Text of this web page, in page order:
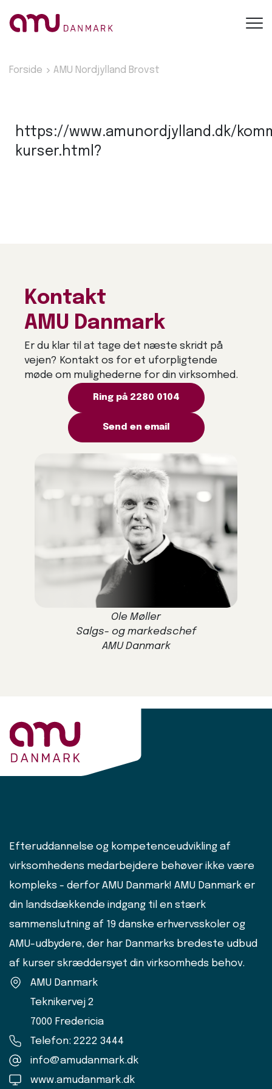
Forside AMU Nordjylland Brovst
https://www.amunordjylland.dk/
kurser.html?
Kontakt
AMU Danmark
Er du klar til at tage det næste skridt på
vejen? Kontakt os for et uforpligtende
møde om mulighederne for din virksomhed.
Ring på 2280 0104
Send en email
Ole Møller
Salgs- og markedschef
AMU Danmark
Efteruddannelse og kompetenceudvikling af
virksomhedens medarbejdere behøver ikke være
kompleks - derfor AMU Danmark! AMU Danmark er
din landsdækkende indgang til en stærk
sammenslutning af 19 danske erhvervsskoler og
AMU-udbydere, der har Danmarks bredeste udbud
af kurser skræddersyet din virksomheds behov.
AMU Danmark
Teknikervej 2
7000 Fredericia
Telefon: 2222 3444
info@amudanmark.dk
www.amudanmark.dk